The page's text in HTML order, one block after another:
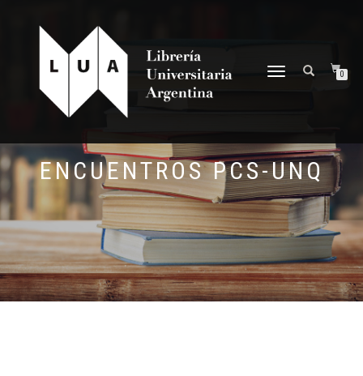
NAVEGACIÓN
0
ENCUENTROS PCS-UNQ